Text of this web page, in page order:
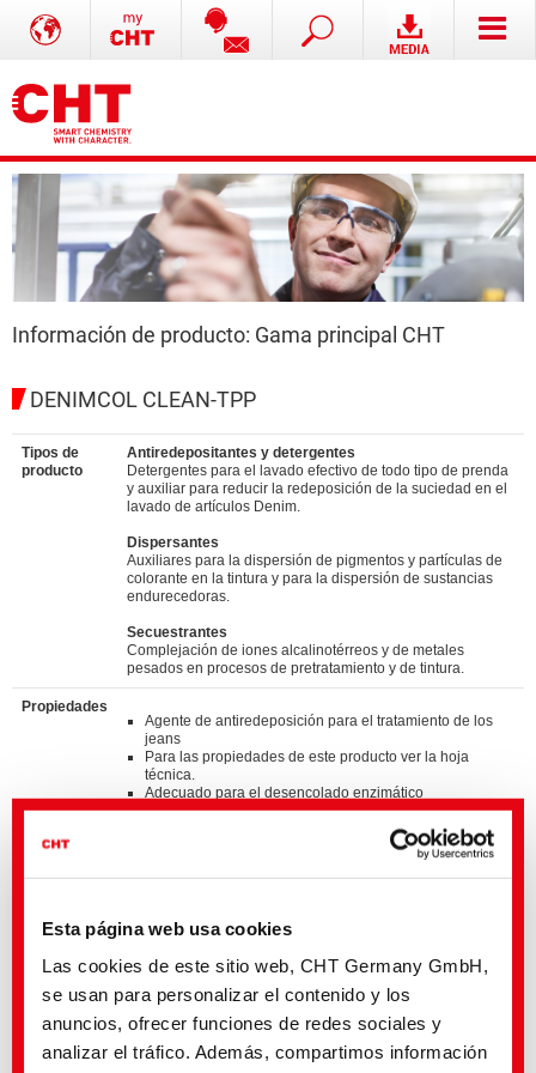
Esta página web usa cookies
Las cookies de este sitio web, CHT Germany GmbH,
se usan para personalizar el contenido y los
anuncios, ofrecer funciones de redes sociales y
analizar el tráfico. Además, compartimos información
Información de producto: Gama principal CHT
DENIMCOL CLEAN-TPP
Tipos de
producto
Antiredepositantes y detergentes
Detergentes para el lavado efectivo de todo tipo de prenda
y auxiliar para reducir la redeposición de la suciedad en el
lavado de artículos Denim.
Dispersantes
Auxiliares para la dispersión de pigmentos y partículas de
colorante en la tintura y para la dispersión de sustancias
endurecedoras.
Secuestrantes
Complejación de iones alcalinotérreos y de metales
pesados en procesos de pretratamiento y de tintura.
Propiedades
Agente de antiredeposición para el tratamiento de los
jeans
Para las propiedades de este producto ver la hoja
técnica.
Adecuado para el desencolado enzimático
Adecuado para lavadoras de tambor
ZDHC MRSL v3.1 Conformance Level 3
the requirements of the OEKO-TEX ®STANDARD 100
product class I - IV
Detalles y descargas de listas